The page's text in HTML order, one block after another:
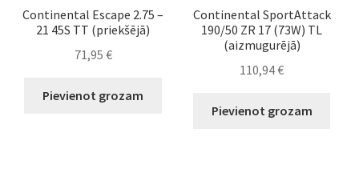
Continental Escape 2.75 –
21 45S TT (priekšējā)
71,95 €
Pievienot grozam
Continental SportAttack
190/50 ZR 17 (73W) TL
(aizmugurējā)
110,94€
Pievienot grozam